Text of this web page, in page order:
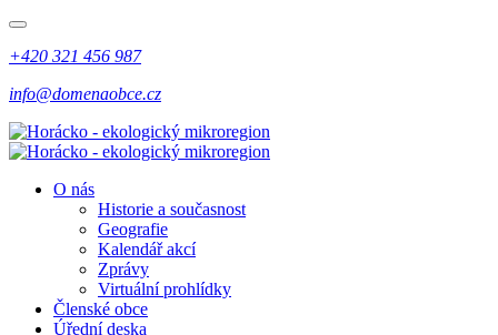
+420 321 456 987
info@domenaobce.cz
O nás
Historie a současnost
Geografie
Kalendář akcí
Zprávy
Virtuální prohlídky
Členské obce
Úřední deska